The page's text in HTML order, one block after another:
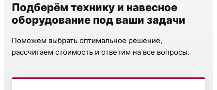
Подберём технику и навесное
оборудование под ваши задачи
Поможем выбрать оптимальное решение,
рассчитаем стоимость и ответим на все вопросы.